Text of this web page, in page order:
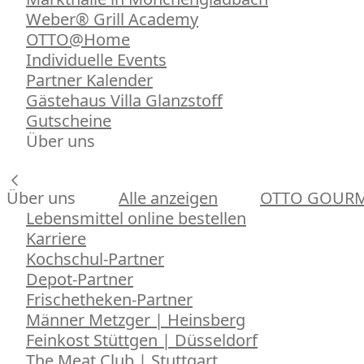
Weber® Grill Academy
OTTO@Home
Individuelle Events
Partner Kalender
Gästehaus Villa Glanzstoff
Gutscheine
Über uns
Über uns Alle anzeigen
OTTO
Lebensmittel online bestellen
Karriere
Kochschul-Partner
Depot-Partner
Frischetheken-Partner
Männer Metzger | Heinsberg
Feinkost Stüttgen | Düsseldorf